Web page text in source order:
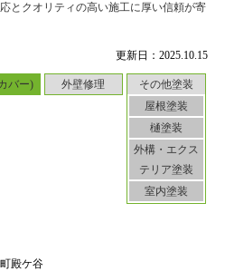
更新日：2025.10.15
バー) 外壁修理
その他塗装
屋根塗装
樋塗装
外構・エクス
テリア塗装
室内塗装
殿ケ谷
とクオリティの高い施工に厚い信頼が寄